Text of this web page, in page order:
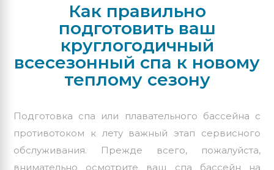
Как правильно
подготовить ваш
круглогодичный
всесезонный спа к новому
теплому сезону
Подготовка спа или
плавательного бассейна с
противотоком к лету важный этап сервисного
обслуживания. Прежде всего, пожалуйста,
внимательно осмотрите ваш спа бассейн на